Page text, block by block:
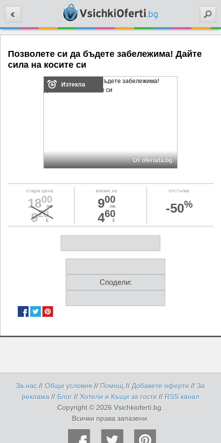
Позволете си да бъдете забележима! Дайте
сила на косите си
Изтекла
От ofertata.bg
стара цена
1800
лв
920
€
вземи за
900
лв
460
€
отстъпка
-50%
Сподели:
За нас //Общи условия // Помощ // Добавете оферти//За
реклама // Блог // Хотели и Къщи за гости // RSS канал
Copyright © 2026 Vsichkioferti.bg.
Всички права запазени.